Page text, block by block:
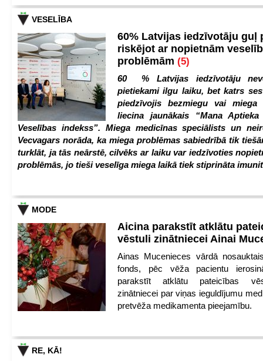
VESELĪBA
60% Latvijas iedzīvotāju guļ
riskējot ar nopietnām
problēmām (5)
60 % Latvijas iedzīvotāju
pietiekami ilgu laiku, bet katrs
piedzīvojis bezmiegu vai miega
liecina jaunākais “Mana
Veselības indekss”. Miega medicīnas speciālists un
Vecvagars norāda, ka miega problēmas sabiedrībā tik
turklāt, ja tās neārstē, cilvēks ar laiku var iedzīvoties
problēmās, jo tieši veselīga miega laikā tiek stiprināta
MODE
Aicina parakstīt atklātu
vēstuli zinātniecei Ainai
Ainas Mucenieces vārdā
fonds, pēc vēža pacientu
parakstīt atklātu pateicības
zinātniecei par viņas ieguldījumu
pretvēža medikamenta pieejamību.
RE, KĀ!